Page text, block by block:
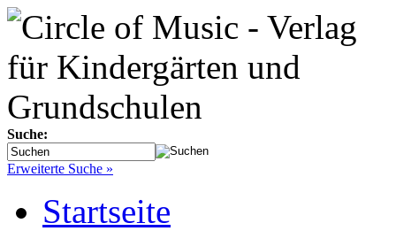
Suche:
Erweiterte Suche »
Startseite